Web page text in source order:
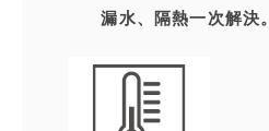
漏水、隔熱一次解決。